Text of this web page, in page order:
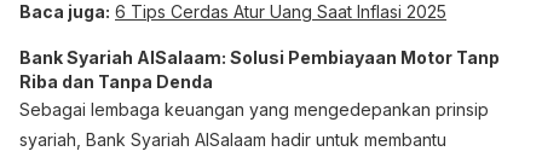
Baca juga: 6 Tips Cerdas Atur Uang Saat Inflasi 2025
Bank Syariah AlSalaam: Solusi Pembiayaan Motor Tanp
Riba dan Tanpa Denda
Sebagai lembaga keuangan yang mengedepankan prinsip
syariah, Bank Syariah AlSalaam hadir untuk membantu